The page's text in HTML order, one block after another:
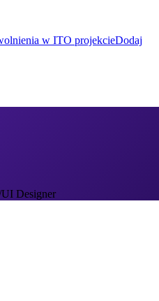
w ITO projekcieDodaj
Designer